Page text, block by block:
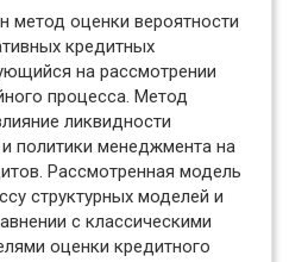
метод оценки вероятности
кредитных
на рассмотрении
процесса. Метод
ликвидности
политики менеджмента на
Рассмотренная модель
структурных моделей и
с классическими
оценки кредитного